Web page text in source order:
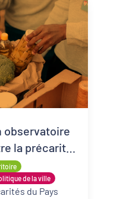
de la ville
observatoire
la précarité
du Pays